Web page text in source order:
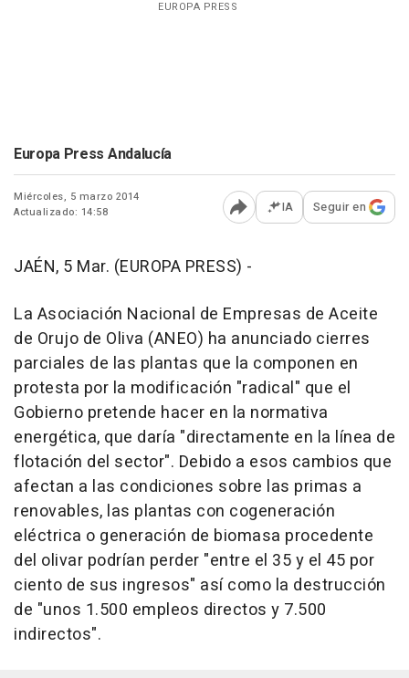
EUROPA PRESS
Europa Press Andalucía
Miércoles, 5 marzo 2014
Actualizado: 14:58
Abrir opciones para
IA Seguir en
JAÉN, 5 Mar. (EUROPA PRESS) -
La Asociación Nacional de Empresas de Aceite
de Orujo de Oliva (ANEO) ha anunciado cierres
parciales de las plantas que la componen en
protesta por la modificación "radical" que el
Gobierno pretende hacer en la normativa
energética, que daría "directamente en la línea de
flotación del sector". Debido a esos cambios que
afectan a las condiciones sobre las primas a
renovables, las plantas con cogeneración
eléctrica o generación de biomasa procedente
del olivar podrían perder "entre el 35 y el 45 por
ciento de sus ingresos" así como la destrucción
de "unos 1.500 empleos directos y 7.500
indirectos".